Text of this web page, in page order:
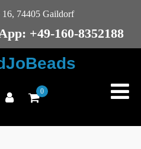
16, 74405 Gaildorf
+49-160-8352188
0